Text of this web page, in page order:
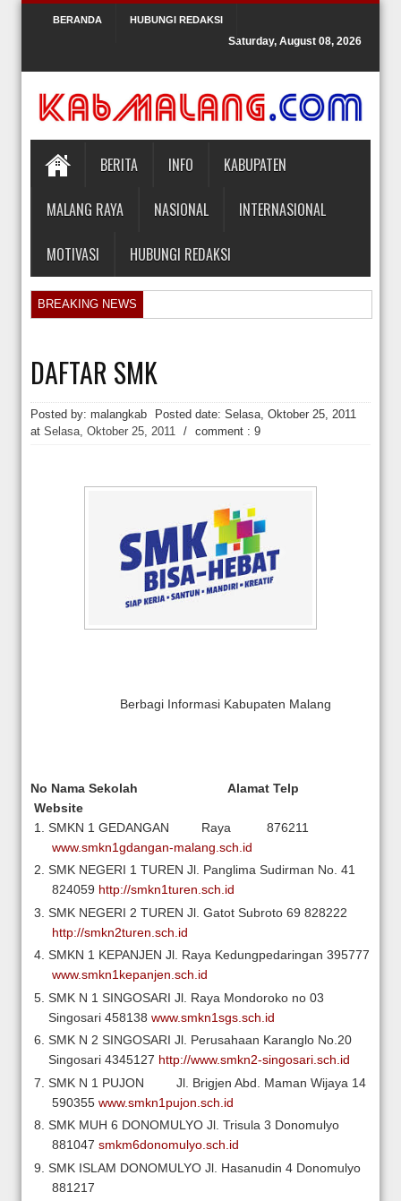
BERANDA HUBUNGI REDAKSI
Saturday, August 08, 2026
BERITA INFO KABUPATEN
MALANG RAYA NASIONAL INTERNASIONAL
MOTIVASI HUBUNGI REDAKSI
BREAKING NEWS
KPK Periksa Mantan Stafsus Menag Gus Yaqut terkait Kasus Kuota
Hakim Kabulkan Sebagian Gugatan Praperadilan Roy Suryo
DAFTAR SMK
Posted by: malangkab Posted date: Selasa, Oktober 25, 2011
at Selasa, Oktober 25, 2011 / comment : 9
Berbagi Informasi Kabupaten Malang
No Nama Sekolah Alamat Telp
Website
SMKN 1 GEDANGAN
Raya
876211
www.smkn1gdangan-malang.sch.id
SMK NEGERI 1 TUREN Jl. Panglima Sudirman No. 41
824059 http://smkn1turen.sch.id
SMK NEGERI 2 TUREN Jl. Gatot Subroto 69 828222
http://smkn2turen.sch.id
SMKN 1 KEPANJEN Jl. Raya Kedungpedaringan 395777
www.smkn1kepanjen.sch.id
SMK N 1 SINGOSARI Jl. Raya Mondoroko no 03
Singosari 458138 www.smkn1sgs.sch.id
SMK N 2 SINGOSARI Jl. Perusahaan Karanglo No.20
Singosari 4345127 http://www.smkn2-singosari.sch.id
SMK N 1 PUJON
Jl. Brigjen Abd. Maman Wijaya 14
590355 www.smkn1pujon.sch.id
SMK MUH 6 DONOMULYO Jl. Trisula 3 Donomulyo
881047 smkm6donomulyo.sch.id
SMK ISLAM DONOMULYO Jl. Hasanudin 4 Donomulyo
881217